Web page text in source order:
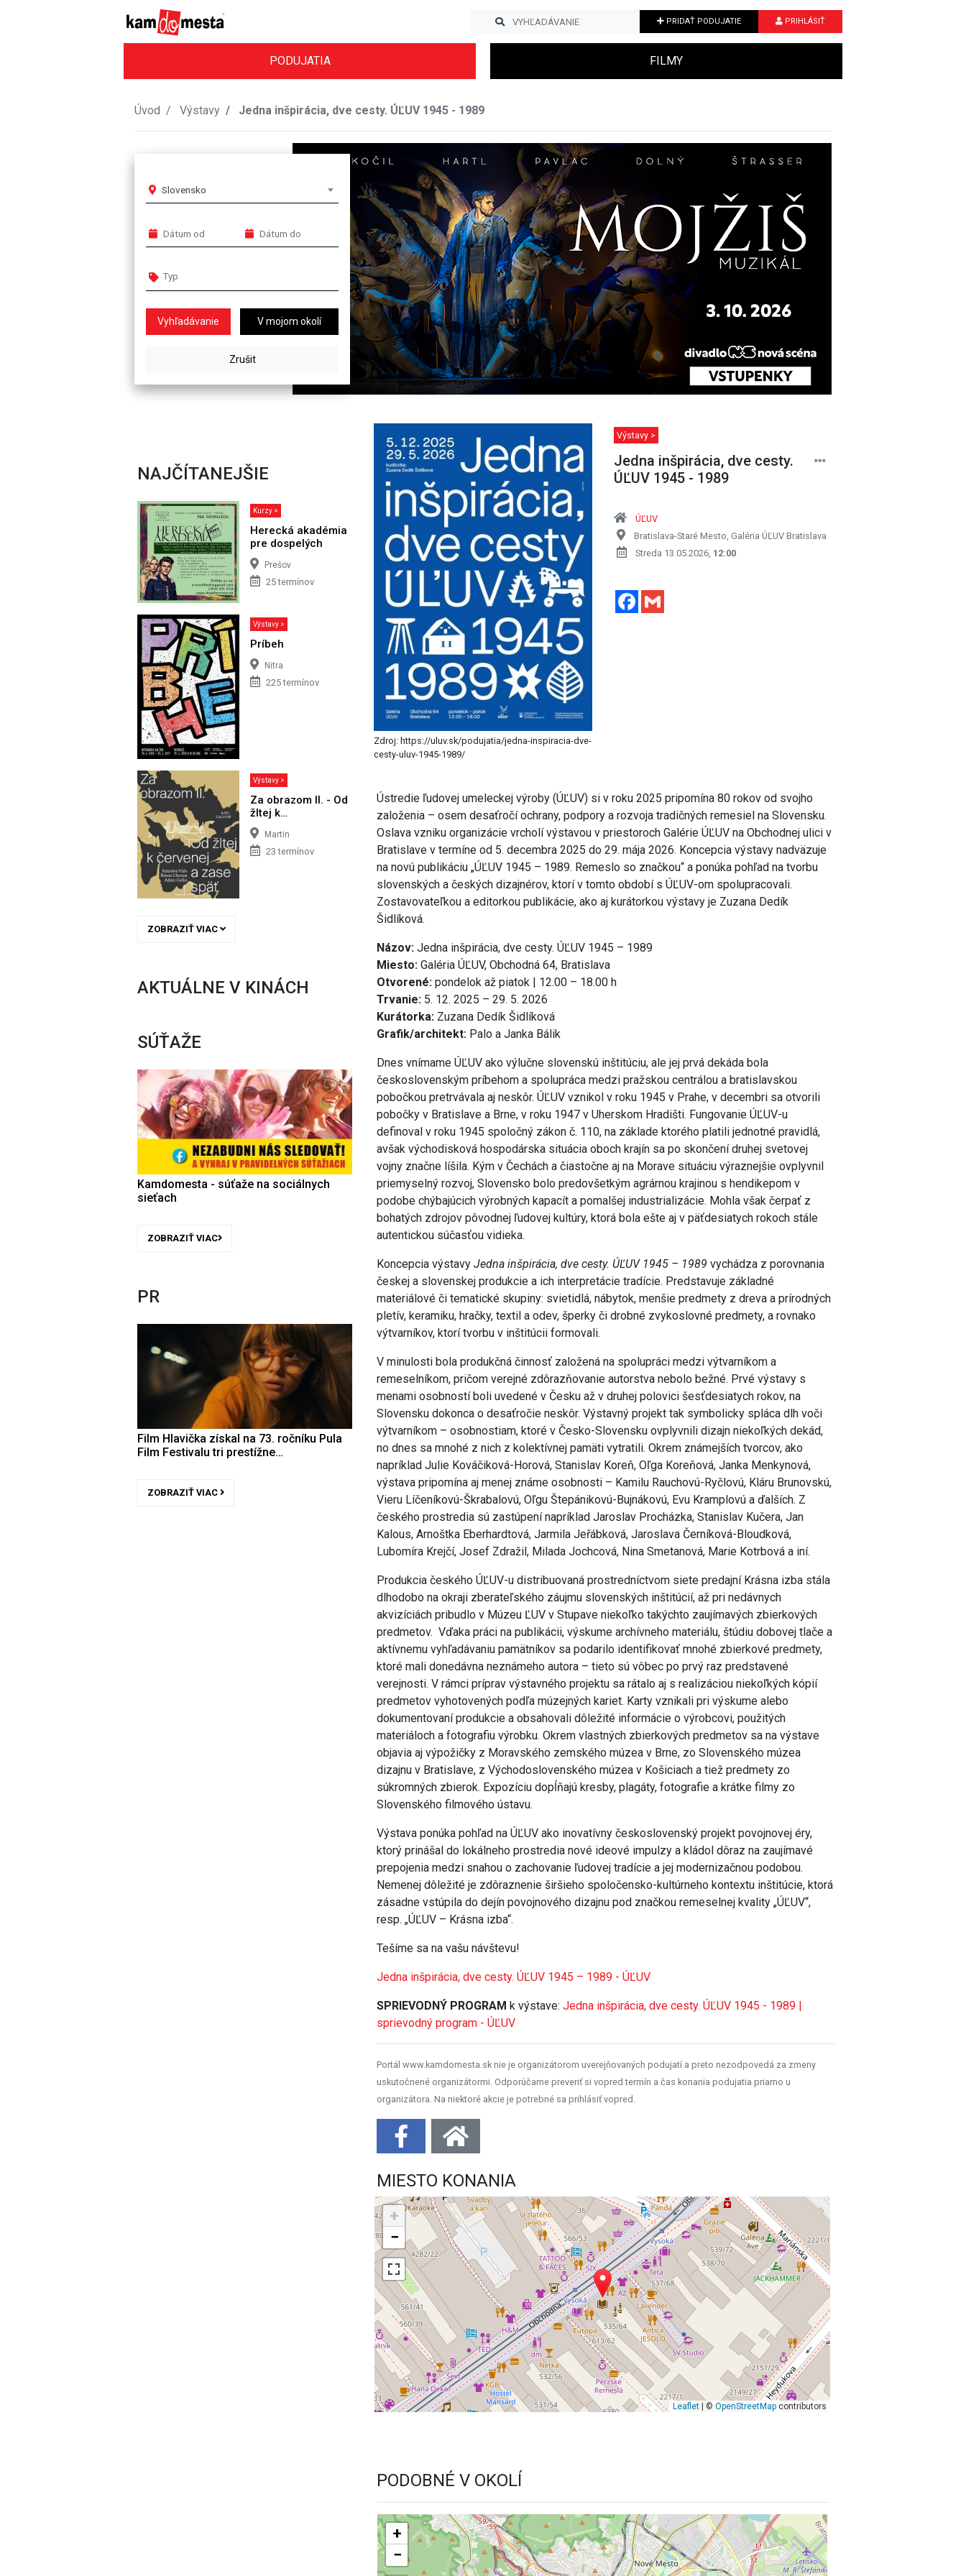
PRIDAŤ PODUJATIE PRIHLÁSIŤ
PODUJATIA FILMY
Úvod Výstavy Jedna inšpirácia, dve cesty. ÚĽUV 1945 - 1989
Slovensko
V mojom okolí
Previous
NAJČÍTANEJŠIE
Kurzy >
Herecká akadémia
pre dospelých
Prešov
25 termínov
Výstavy >
Príbeh
Nitra
225 termínov
Výstavy >
Za obrazom II. - Od
žltej k…
Martin
23 termínov
ZOBRAZIŤ VIAC
AKTUÁLNE V KINÁCH
SÚŤAŽE
Kamdomesta - súťaže na sociálnych
sieťach
ZOBRAZIŤ VIAC
PR
Film Hlavička získal na 73. ročníku Pula
Film Festivalu tri prestížne…
ZOBRAZIŤ VIAC
Zdroj: https://uluv.sk/podujatia/jedna-inspiracia-dve-
cesty-uluv-1945-1989/
Výstavy >
Jedna inšpirácia, dve cesty.
ÚĽUV 1945 - 1989
ÚĽUV
Bratislava-Staré Mesto, Galéria ÚĽUV Bratislava
Streda 13.05.2026, 12:00
Facebook
Ústredie ľudovej umeleckej výroby (ÚĽUV) si v roku 2025 pripomína 80 rokov od svojho
založenia – osem desaťročí ochrany, podpory a rozvoja tradičných remesiel na Slovensku.
Oslava vzniku organizácie vrcholí výstavou v priestoroch Galérie ÚĽUV na Obchodnej ulici v
Bratislave v termíne od 5. decembra 2025 do 29. mája 2026. Koncepcia výstavy nadväzuje
na novú publikáciu „ÚĽUV 1945 – 1989. Remeslo so značkou“ a ponúka pohľad na tvorbu
slovenských a českých dizajnérov, ktorí v tomto období s ÚĽUV-om spolupracovali.
Zostavovateľkou a editorkou publikácie, ako aj kurátorkou výstavy je Zuzana Dedík
Šidlíková.
Názov:Jedna inšpirácia, dve cesty. ÚĽUV 1945 – 1989
Miesto:Galéria ÚĽUV, Obchodná 64, Bratislava
Otvorené:pondelok až piatok | 12.00 – 18.00 h
Trvanie: 5. 12. 2025 – 29. 5. 2026
Kurátorka: Zuzana Dedík Šidlíková
Grafik/architekt: Palo a Janka Bálik
Dnes vnímame ÚĽUV ako výlučne slovenskú inštitúciu, ale jej prvá dekáda bola
československým príbehom a spolupráca medzi pražskou centrálou a bratislavskou
pobočkou pretrvávala aj neskôr. ÚĽUV vznikol v roku 1945 v Prahe, v decembri sa otvorili
pobočky v Bratislave a Brne, v roku 1947 v Uherskom Hradišti. Fungovanie ÚĽUV-u
definoval v roku 1945 spoločný zákon č. 110, na základe ktorého platili jednotné pravidlá,
avšak východisková hospodárska situácia oboch krajín sa po skončení druhej svetovej
vojny značne líšila. Kým v Čechách a čiastočne aj na Morave situáciu výraznejšie ovplyvnil
priemyselný rozvoj, Slovensko bolo predovšetkým agrárnou krajinou s hendikepom v
podobe chýbajúcich výrobných kapacít a pomalšej industrializácie. Mohla však čerpať z
bohatých zdrojov pôvodnej ľudovej kultúry, ktorá bola ešte aj v päťdesiatych rokoch stále
autentickou súčasťou vidieka.
Koncepcia výstavyJedna inšpirácia, dve cesty. ÚĽUV 1945 – 1989 vychádza z porovnania
českej a slovenskej produkcie a ich interpretácie tradície. Predstavuje základné
materiálové či tematické skupiny: svietidlá, nábytok, menšie predmety z dreva a prírodných
pletív, keramiku, hračky, textil a odev, šperky či drobné zvykoslovné predmety, a rovnako
výtvarníkov, ktorí tvorbu v inštitúcii formovali.
V minulosti bola produkčná činnosť založená na spolupráci medzi výtvarníkom a
remeselníkom, pričom verejné zdôrazňovanie autorstva nebolo bežné. Prvé výstavy s
menami osobností boli uvedené v Česku až v druhej polovici šesťdesiatych rokov, na
Slovensku dokonca o desaťročie neskôr. Výstavný projekt tak symbolicky spláca dlh voči
výtvarníkom – osobnostiam, ktoré v Česko-Slovensku ovplyvnili dizajn niekoľkých dekád,
no dnes sa mnohé z nich z kolektívnej pamäti vytratili. Okrem známejších tvorcov, ako
napríklad Julie Kováčiková-Horová, Stanislav Koreň, Oľga Koreňová, Janka Menkynová,
výstava pripomína aj menej známe osobnosti – Kamilu Rauchovú-Ryčlovú, Kláru Brunovskú,
Vieru Líčeníkovú-Škrabalovú, Oľgu Štepánikovú-Bujnákovú, Evu Kramplovú a ďalších. Z
českého prostredia sú zastúpení napríklad Jaroslav Procházka, Stanislav Kučera, Jan
Kalous, Arnoštka Eberhardtová, Jarmila Jeřábková, Jaroslava Černíková-Bloudková,
Lubomíra Krejčí, Josef Zdražil, Milada Jochcová, Nina Smetanová, Marie Kotrbová a iní.
Produkcia českého ÚĽUV-u distribuovaná prostredníctvom siete predajní Krásna izba stála
dlhodobo na okraji zberateľského záujmu slovenských inštitúcií, až pri nedávnych
akvizíciách pribudlo v Múzeu ĽUV v Stupave niekoľko takýchto zaujímavých zbierkových
predmetov. Vďaka práci na publikácii, výskume archívneho materiálu, štúdiu dobovej tlače a
aktívnemu vyhľadávaniu pamätníkov sa podarilo identifikovať mnohé zbierkové predmety,
ktoré mali donedávna neznámeho autora – tieto sú vôbec po prvý raz predstavené
verejnosti. V rámci príprav výstavného projektu sa rátalo aj s realizáciou niekoľkých kópií
predmetov vyhotovených podľa múzejných kariet. Karty vznikali pri výskume alebo
dokumentovaní produkcie a obsahovali dôležité informácie o výrobcovi, použitých
materiáloch a fotografiu výrobku. Okrem vlastných zbierkových predmetov sa na výstave
objavia aj výpožičky z Moravského zemského múzea v Brne, zo Slovenského múzea
dizajnu v Bratislave, z Východoslovenského múzea v Košiciach a tiež predmety zo
súkromných zbierok. Expozíciu dopĺňajú kresby, plagáty, fotografie a krátke filmy zo
Slovenského filmového ústavu.
Výstava ponúka pohľad na ÚĽUV ako inovatívny československý projekt povojnovej éry,
ktorý prinášal do lokálneho prostredia nové ideové impulzy a kládol dôraz na zaujímavé
prepojenia medzi snahou o zachovanie ľudovej tradície a jej modernizačnou podobou.
Nemenej dôležité je zdôraznenie širšieho spoločensko-kultúrneho kontextu inštitúcie, ktorá
zásadne vstúpila do dejín povojnového dizajnu pod značkou remeselnej kvality „ÚĽUV“,
resp. „ÚĽUV – Krásna izba“.
Tešíme sa na vašu návštevu!
Jedna inšpirácia, dve cesty. ÚĽUV 1945 – 1989 - ÚĽUV
SPRIEVODNÝ PROGRAM k výstave:Jedna inšpirácia, dve cesty. ÚĽUV 1945 - 1989 |
sprievodný program - ÚĽUV
Portál www.kamdomesta.sk nie je organizátorom uverejňovaných podujatí a preto nezodpovedá za zmeny
uskutočnené organizátormi. Odporúčame preveriť si vopred termín a čas konania podujatia priamo u
organizátora. Na niektoré akcie je potrebné sa prihlásiť vopred.
MIESTO KONANIA
+
−
Leaflet| © OpenStreetMapcontributors
PODOBNÉ V OKOLÍ
+
−